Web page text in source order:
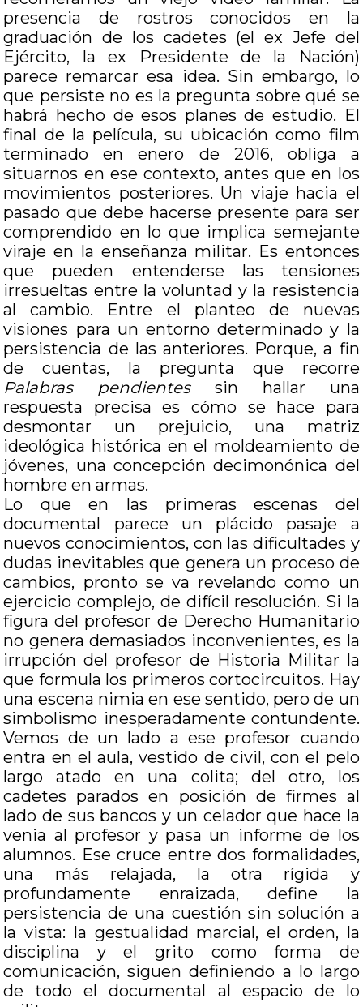
presencia de rostros conocidos en la
graduación de los cadetes (el ex Jefe del
Ejército, la ex Presidente de la Nación)
parece remarcar esa idea. Sin embargo, lo
que persiste no es la pregunta sobre qué se
habrá hecho de esos planes de estudio. El
final de la película, su ubicación como film
terminado en enero de 2016, obliga a
situarnos en ese contexto, antes que en los
movimientos posteriores. Un viaje hacia el
pasado que debe hacerse presente para ser
comprendido en lo que implica semejante
viraje en la enseñanza militar. Es entonces
que pueden entenderse las tensiones
irresueltas entre la voluntad y la resistencia
al cambio. Entre el planteo de nuevas
visiones para un entorno determinado y la
persistencia de las anteriores. Porque, a fin
de cuentas, la pregunta que recorre
Palabras pendientessin hallar una
respuesta precisa es cómo se hace para
desmontar un prejuicio, una matriz
ideológica histórica en el moldeamiento de
jóvenes, una concepción decimonónica del
hombre en armas.
Lo que en las primeras escenas del
documental parece un plácido pasaje a
nuevos conocimientos, con las dificultades y
dudas inevitables que genera un proceso de
cambios, pronto se va revelando como un
ejercicio complejo, de difícil resolución. Si la
figura del profesor de Derecho Humanitario
no genera demasiados inconvenientes, es la
irrupción del profesor de Historia Militar la
que formula los primeros cortocircuitos. Hay
una escena nimia en ese sentido, pero de un
simbolismo inesperadamente contundente.
Vemos de un lado a ese profesor cuando
entra en el aula, vestido de civil, con el pelo
largo atado en una colita; del otro, los
cadetes parados en posición de firmes al
lado de sus bancos y un celador que hace la
venia al profesor y pasa un informe de los
alumnos. Ese cruce entre dos formalidades,
una más relajada, la otra rígida y
profundamente enraizada, define la
persistencia de una cuestión sin solución a
la vista: la gestualidad marcial, el orden, la
disciplina y el grito como forma de
comunicación, siguen definiendo a lo largo
de todo el documental al espacio de lo